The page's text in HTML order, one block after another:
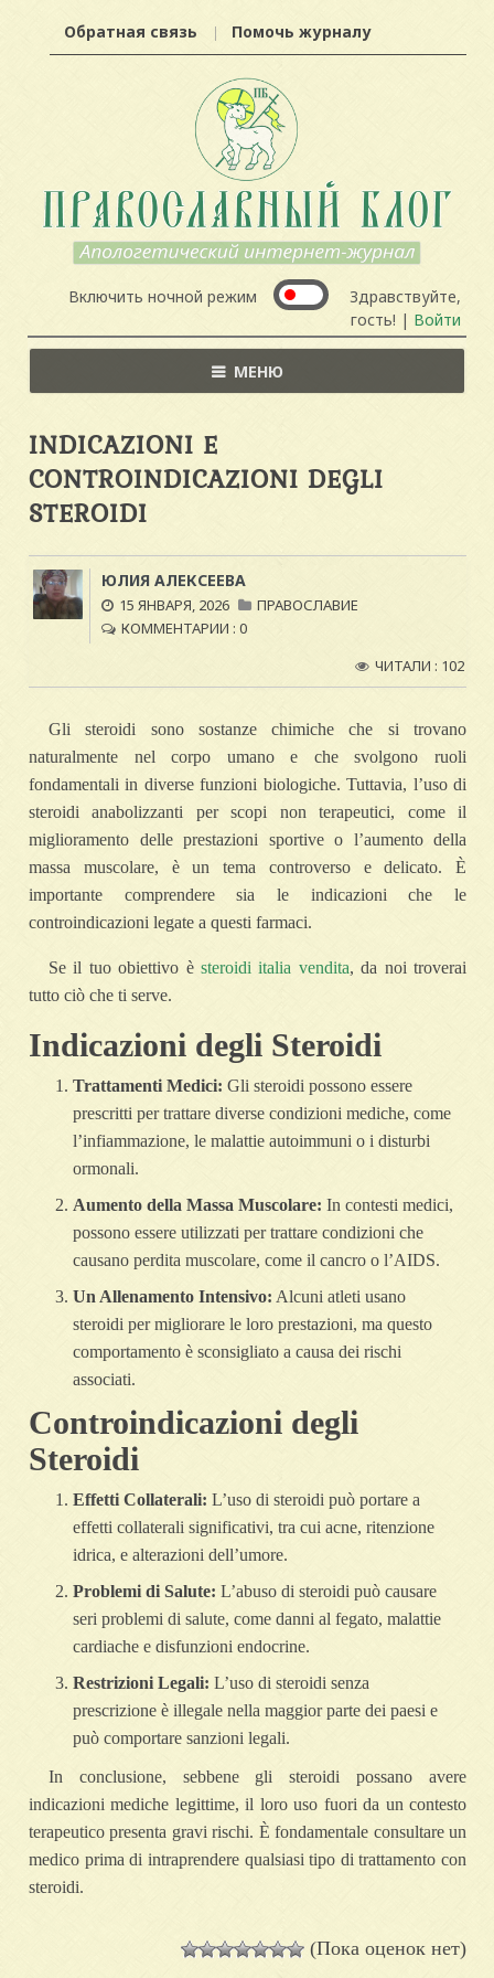
Обратная связь Помочь журналу
Включить ночной режим
Здравствуйте,
гость! | Войти
МЕНЮ
INDICAZIONI E
CONTROINDICAZIONI DEGLI
STEROIDI
ЮЛИЯ АЛЕКСЕЕВА
15 ЯНВАРЯ, 2026
ПРАВОСЛАВИЕ
КОММЕНТАРИИ : 0
ЧИТАЛИ : 102
Gli steroidi sono sostanze chimiche che si trovano
naturalmente nel corpo umano e che svolgono ruoli
fondamentali in diverse funzioni biologiche. Tuttavia, l’uso di
steroidi anabolizzanti per scopi non terapeutici, come il
miglioramento delle prestazioni sportive o l’aumento della
massa muscolare, è un tema controverso e delicato. È
importante comprendere sia le indicazioni che le
controindicazioni legate a questi farmaci.
Se il tuo obiettivo è steroidi italia vendita, da noi troverai
tutto ciò che ti serve.
Indicazioni degli Steroidi
Trattamenti Medici: Gli steroidi possono essere
prescritti per trattare diverse condizioni mediche, come
l’infiammazione, le malattie autoimmuni o i disturbi
ormonali.
Aumento della Massa Muscolare: In contesti medici,
possono essere utilizzati per trattare condizioni che
causano perdita muscolare, come il cancro o l’AIDS.
Un Allenamento Intensivo: Alcuni atleti usano
steroidi per migliorare le loro prestazioni, ma questo
comportamento è sconsigliato a causa dei rischi
associati.
Controindicazioni degli
Steroidi
Effetti Collaterali: L’uso di steroidi può portare a
effetti collaterali significativi, tra cui acne, ritenzione
idrica, e alterazioni dell’umore.
Problemi di Salute: L’abuso di steroidi può causare
seri problemi di salute, come danni al fegato, malattie
cardiache e disfunzioni endocrine.
Restrizioni Legali: L’uso di steroidi senza
prescrizione è illegale nella maggior parte dei paesi e
può comportare sanzioni legali.
In conclusione, sebbene gli steroidi possano avere
indicazioni mediche legittime, il loro uso fuori da un contesto
terapeutico presenta gravi rischi. È fondamentale consultare un
medico prima di intraprendere qualsiasi tipo di trattamento con
steroidi.
(Пока оценок нет)